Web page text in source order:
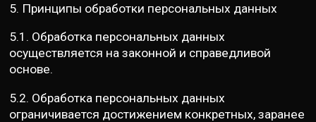
5. Принципы обработки персональных данных
5.1. Обработка персональных данных
осуществляется на законной и справедливой
основе.
5.2. Обработка персональных данных
ограничивается достижением конкретных, заранее